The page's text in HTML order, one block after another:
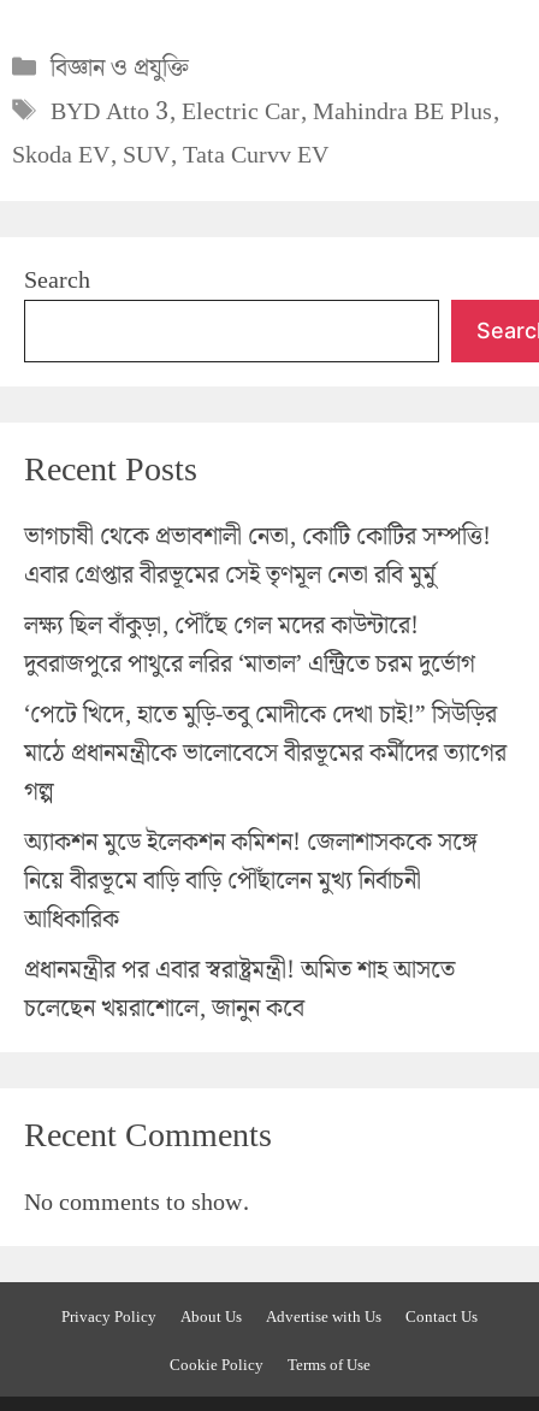
Categories
বিজ্ঞান ও প্রযুক্তি
Tags
BYD Atto 3,Electric Car,Mahindra BE Plus,
Skoda EV, SUV,Tata Curvv EV
Search
Recent Posts
ভাগচাষী থেকে প্রভাবশালী নেতা, কোটি কোটির সম্পত্তি!
এবার গ্রেপ্তার বীরভূমের সেই তৃণমূল নেতা রবি মুর্মু
লক্ষ্য ছিল বাঁকুড়া, পৌঁছে গেল মদের কাউন্টারে!
দুবরাজপুরে পাথুরে লরির ‘মাতাল’ এন্ট্রিতে চরম দুর্ভোগ
‘পেটে খিদে, হাতে মুড়ি-তবু মোদীকে দেখা চাই!” সিউড়ির
মাঠে প্রধানমন্ত্রীকে ভালোবেসে বীরভূমের কর্মীদের ত্যাগের
গল্প
অ্যাকশন মুডে ইলেকশন কমিশন! জেলাশাসককে সঙ্গে
নিয়ে বীরভূমে বাড়ি বাড়ি পৌঁছালেন মুখ্য নির্বাচনী
আধিকারিক
প্রধানমন্ত্রীর পর এবার স্বরাষ্ট্রমন্ত্রী! অমিত শাহ আসতে
চলেছেন খয়রাশোলে, জানুন কবে
Recent Comments
No comments to show.
Privacy Policy About Us Advertise with Us
Contact Us
Cookie Policy
Terms of Use